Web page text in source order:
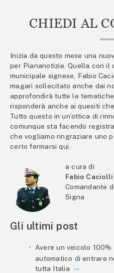
CHIEDI AL
Inizia da questo mese una
per Piananotizie. Quella con il
municipale signese, Fabio
magari sollecitato anche dai
approfondirà tutte le
risponderà anche ai quesiti
Tutto questo in un’ottica di
comunque sta facendo
che vogliamo ringraziare uno
certo fermarsi qui.
a cura di
Fabio Caciolli
Comandante
Signa
Gli ultimi post
Avere un veicolo
automatico di entrare
tutta Italia